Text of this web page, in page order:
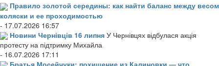
Правило золотой середины: как найти баланс между весом
коляски и ее проходимостью
- 17.07.2026 16:57
Новини Чернівців 16 липня У Чернівцях відбулася акція
протесту на підтримку Михайла
- 16.07.2026 17:11
Братья Мосейчуки: похищение из Калиновки — что